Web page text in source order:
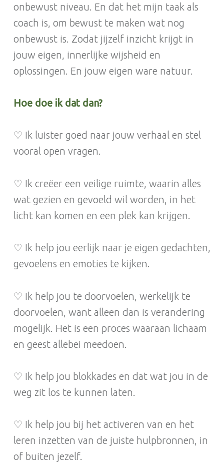
onbewust niveau. En dat het mijn taak als
coach is, om bewust te maken wat nog
onbewust is. Zodat jijzelf inzicht krijgt in
jouw eigen, innerlijke wijsheid en
oplossingen. En jouw eigen ware natuur.
Hoe doe ik dat dan?
♡ Ik luister goed naar jouw verhaal en stel
vooral open vragen.
♡ Ik creëer een veilige ruimte, waarin alles
wat gezien en gevoeld wil worden, in het
licht kan komen en een plek kan krijgen.
♡ Ik help jou eerlijk naar je eigen gedachten,
gevoelens en emoties te kijken.
♡ Ik help jou te doorvoelen, werkelijk te
doorvoelen, want alleen dan is verandering
mogelijk. Het is een proces waaraan lichaam
en geest allebei meedoen.
♡ Ik help jou blokkades en dat wat jou in de
weg zit los te kunnen laten.
♡ Ik help jou bij het activeren van en het
leren inzetten van de juiste hulpbronnen, in
of buiten jezelf.